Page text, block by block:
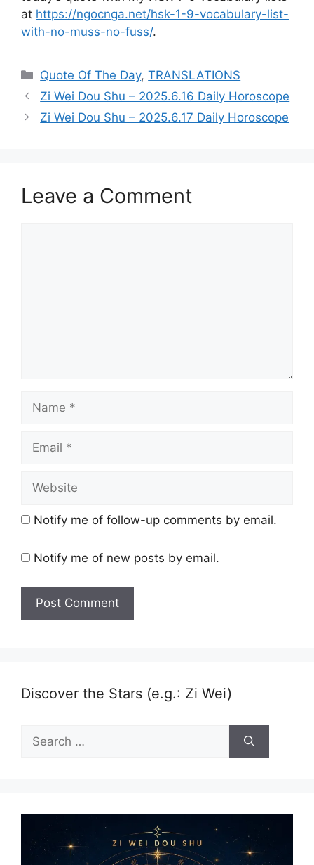
at https://ngocnga.net/hsk-1-9-vocabulary-list-
with-no-muss-no-fuss/.
Categories
Quote Of The Day,TRANSLATIONS
Zi Wei Dou Shu – 2025.6.16 Daily Horoscope
Zi Wei Dou Shu – 2025.6.17 Daily Horoscope
Leave a Comment
Name
Email
Website
Notify me of follow-up comments by email.
Notify me of new posts by email.
Discover the Stars (e.g.: Zi Wei)
Search
for: